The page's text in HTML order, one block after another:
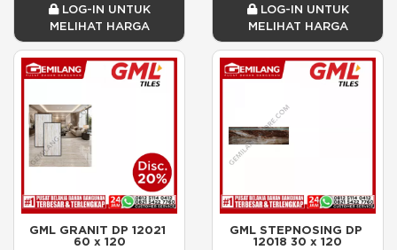
LOG-IN UNTUK
MELIHAT HARGA
LOG-IN UNTUK
MELIHAT HARGA
GML GRANIT DP 12021
60 x 120
GML STEPNOSING DP
12018 30 x 120